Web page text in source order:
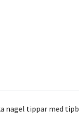
nagel tippar med